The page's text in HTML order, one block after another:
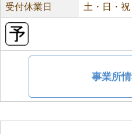
受付休業日 土・日・
事業所